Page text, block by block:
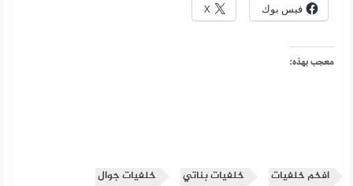
فيس بوك X
معجب بهذه:
افخم خلفيات خلفيات بناتي
خلفيات جوال